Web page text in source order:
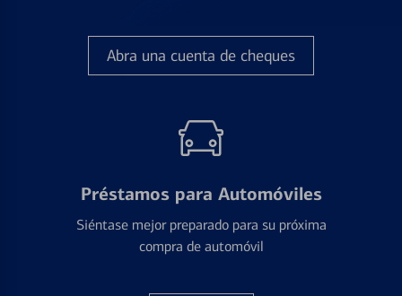
Abra una cuenta de cheques
Préstamos para Automóviles
Siéntase mejor preparado para su próxima
compra de automóvil